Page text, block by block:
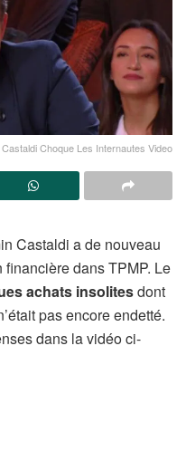
Choque Les Internautes Video
Castaldi a de nouveau
dans TPMP. Le
achats insolitesdont
pas encore endetté.
dans la vidéo ci-